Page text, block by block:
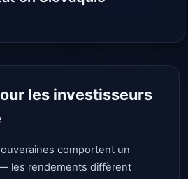
les investisseurs
comportent un
les rendements diffèrent